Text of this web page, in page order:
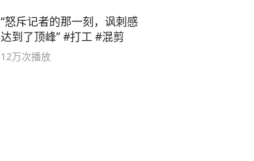
“怒斥记者的那一刻，讽刺感
达到了顶峰” #打工 #混剪
12万次播放